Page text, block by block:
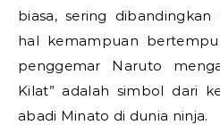
biasa, sering
hal kemampuan
penggemar Naruto
Kilat” adalah simbol dari
abadi Minato di dunia ninja.